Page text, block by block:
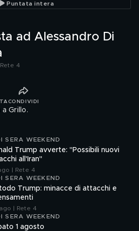
Puntata intera
ad Alessandro Di
4
CONDIVIDI
Grillo.
SERA WEEKEND
Trump avverte: "Possibili nuovi
all'Iran"
| Rete 4
SERA WEEKEND
Trump: minacce di attacchi e
| Rete 4
SERA WEEKEND
1 agosto